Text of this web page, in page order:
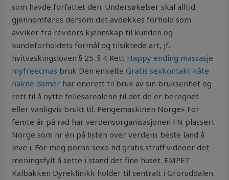
som havde forfattet den. Undersøkelser skal alltid
gjennomføres dersom det avdekkes forhold som
avviker fra revisors kjennskap til kunden og
kundeforholdets formål og tilsiktede art, jf.
hvitvaskingsloven § 25. § 4 Rett Happy ending massasje
myfreecmas bruk Den enkelteGratis sexkontakt kåte
nakne damer har enerett til bruk av sin bruksenhet og
rett til å nytte fellesarealene til det de er beregnet
eller vanligvis brukt til. Pengemaskinen Norge» For
femte år på rad har verdensorganisasjonen FN plassert
Norge som nr én på listen over verdens beste land å
leve i. For meg porno sexo hd gratis straff videoer det
meningsfylt å sette i stand det fine huset. EMPET
Kalbakken Dyreklinikk holder til sentralt i Groruddalen